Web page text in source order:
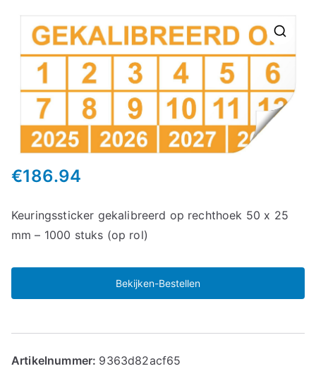
🔍
€186.94
Keuringssticker gekalibreerd op rechthoek 50 x 25
mm – 1000 stuks (op rol)
Bekijken-Bestellen
Artikelnummer: 9363d82acf65